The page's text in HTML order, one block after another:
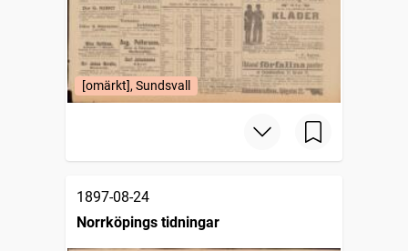
[omärkt], Sundsvall
1897-08-24
Norrköpings tidningar